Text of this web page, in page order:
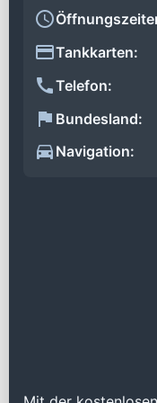
Tankkarten:
Telefon:
Bundesland:
Navigation: